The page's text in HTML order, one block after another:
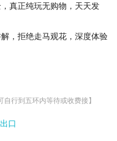
真正纯玩无购物，天天发
，拒绝走马观花，深度体验
文导游，服务周
自行到五环内等待或收费接】
口